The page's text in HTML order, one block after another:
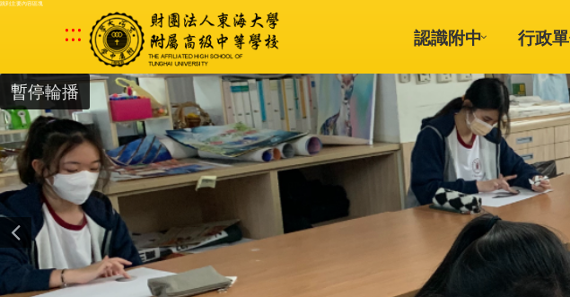
跳到主要內容區塊
::: 認識附中 行政
暫停輪播